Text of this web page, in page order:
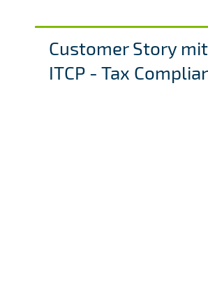
Customer Story mit
ITCP - Tax